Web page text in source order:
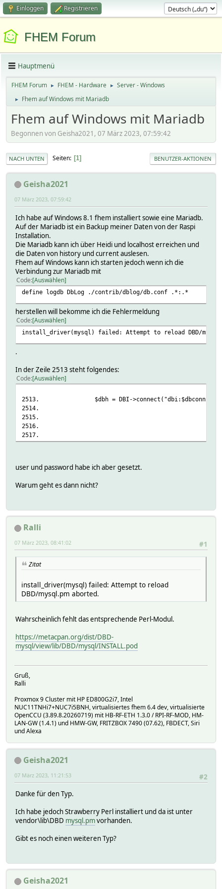
Einloggen Registrieren
FHEM Forum
Hauptmenü
FHEM Forum ► FHEM - Hardware ► Server - Windows
► Fhem auf Windows mit Mariadb
Fhem auf Windows mit Mariadb
Begonnen von Geisha2021, 07 März 2023, 07:59:42
NACH UNTEN Seiten 1 BENUTZER-AKTIONEN
Geisha2021
07 März 2023, 07:59:42
Ich habe auf Windows 8.1 fhem installiert sowie eine Mariadb.
Auf der Mariadb ist ein Backup meiner Daten von der Raspi
Installation.
Die Mariadb kann ich über Heidi und localhost erreichen und
die Daten von history und current auslesen.
Fhem auf Windows kann ich starten jedoch wenn ich die
Verbindung zur Mariadb mit
Code Auswählen
define logdb DbLog ./contrib/dblog/db.conf .*:.*
herstellen will bekomme ich die Fehlermeldung
Code Auswählen
install_driver(mysql) failed: Attempt to reload DBD/
.
In der Zeile 2513 steht folgendes:
Code Auswählen
2513.
$dbh = DBI->connect("dbi:$dbconn",
2514.
2515.
2516.
2517.
user und password habe ich aber gesetzt.
Warum geht es dann nicht?
Ralli
#1
07 März 2023, 08:41:02
Zitat
install_driver(mysql) failed: Attempt to reload
DBD/mysql.pm aborted.
Wahrscheinlich fehlt das entsprechende Perl-Modul.
https://metacpan.org/dist/DBD-
mysql/view/lib/DBD/mysql/INSTALL.pod
Gruß,
Ralli
Proxmox 9 Cluster mit HP ED800G2i7, Intel
NUC11TNHi7+NUC7i5BNH, virtualisiertes fhem 6.4 dev, virtualisierte
OpenCCU (3.89.8.20260719) mit HB-RF-ETH 1.3.0 / RPI-RF-MOD, HM-
LAN-GW (1.4.1) und HMW-GW, FRITZBOX 7490 (07.62), FBDECT, Siri
und Alexa
Geisha2021
#2
07 März 2023, 11:21:53
Danke für den Typ.
Ich habe jedoch Strawberry Perl installiert und da ist unter
vendor\lib\DBD mysql.pmvorhanden.
Gibt es noch einen weiteren Typ?
Geisha2021